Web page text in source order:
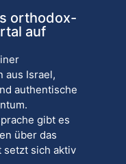
orthodox-
auf
aus Israel,
authentische
gibt es
über das
setzt sich aktiv